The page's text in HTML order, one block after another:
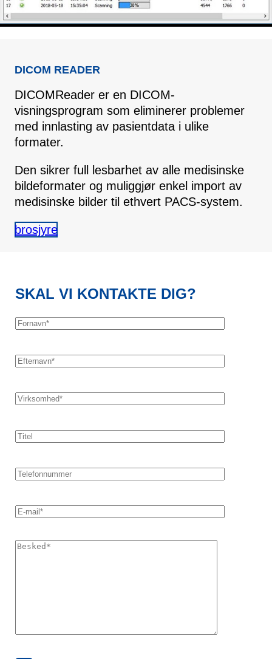
DICOM READER
DICOMReader er en DICOM-
visningsprogram som eliminerer problemer
med innlasting av pasientdata i ulike
formater.
Den sikrer full lesbarhet av alle medisinske
bildeformater og muliggjør enkel import av
medisinske bilder til ethvert PACS-system.
brosjyre
SKAL VI KONTAKTE DIG?